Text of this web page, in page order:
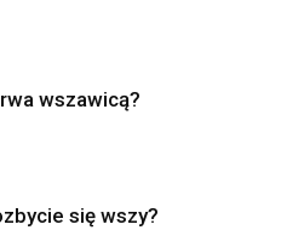
wszawicą?
się wszy?